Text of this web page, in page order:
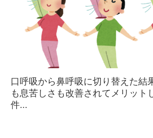
口呼吸から鼻呼吸に切り替えた結
も息苦しさも改善されてメリット
件...